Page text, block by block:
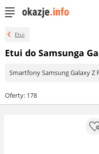
Etui
Etui do Samsunga
Smartfony Samsung Galaxy Z
Oferty: 178